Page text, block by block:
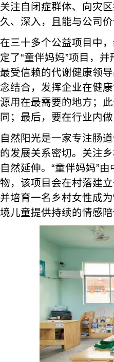
关注自闭症群体、向灾
久、深入，且能与公司
在三十多个公益项目中
定了“童伴妈妈”项目，
最受信赖的代谢健康领
念结合，发挥企业在健
源用在最需要的地方；
同；最后，要在行业内
自然阳光是一家专注肠
的发展关系密切。关注
自然延伸。“童伴妈妈”
物，该项目会在村落建
并培育一名乡村女性成
境儿童提供持续的情感陪